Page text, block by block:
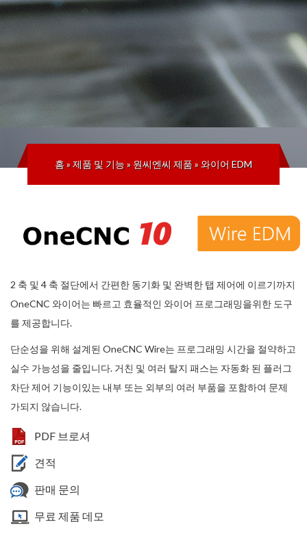
홈»제품 및 기능» 원씨엔씨 제품»와이어 EDM
2 축 및 4 축 절단에서 간편한 동기화 및 완벽한 탭 제어에 이르기까지
OneCNC 와이어는 빠르고 효율적인 와이어 프로그래밍을위한 도구
를 제공합니다.
단순성을 위해 설계된 OneCNC Wire는 프로그래밍 시간을 절약하고
실수 가능성을 줄입니다. 거친 및 여러 탈지 패스는 자동화 된 플러그
차단 제어 기능이있는 내부 또는 외부의 여러 부품을 포함하여 문제
가되지 않습니다.
PDF 브로셔
견적
판매 문의
무료 제품 데모